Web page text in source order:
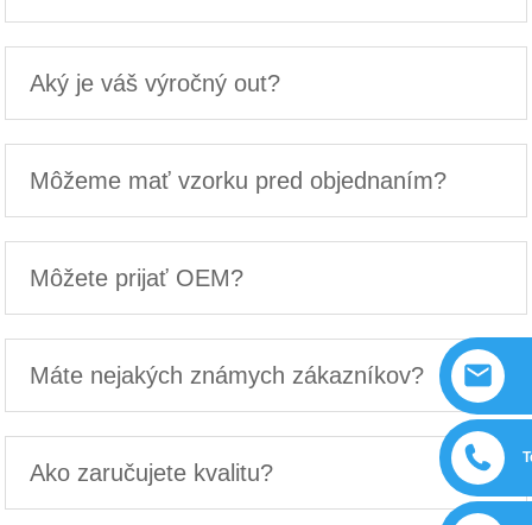
Aký je váš výročný out?
Môžeme mať vzorku pred objednaním?
Môžete prijať OEM?
Máte nejakých známych zákazníkov?
Ako zaručujete kvalitu?